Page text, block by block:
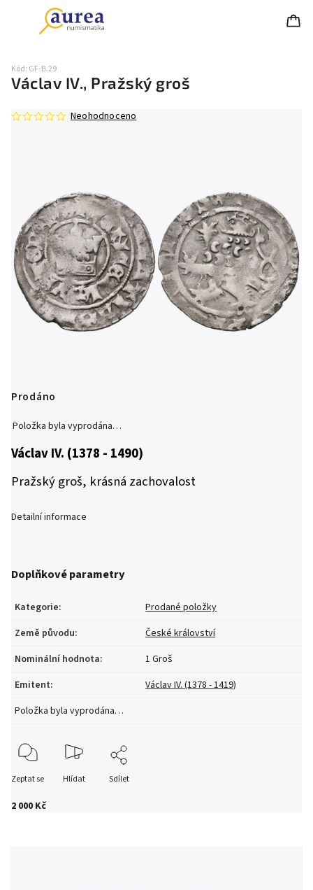
Václav IV., Pražský groš
Kód: GF-B.29
Neohodnoceno
2 000 Kč
Prodáno
Položka byla vyprodána…
Václav IV. (1378 - 1490)
Pražský groš, krásná zachovalost
Detailní informace
Doplňkové parametry
Kategorie:
Prodané položky
Země původu:
České království
Nominální hodnota:
1 Groš
Emitent:
Václav IV. (1378 - 1419)
Položka byla vyprodána…
Zeptat se Hlídat Sdílet